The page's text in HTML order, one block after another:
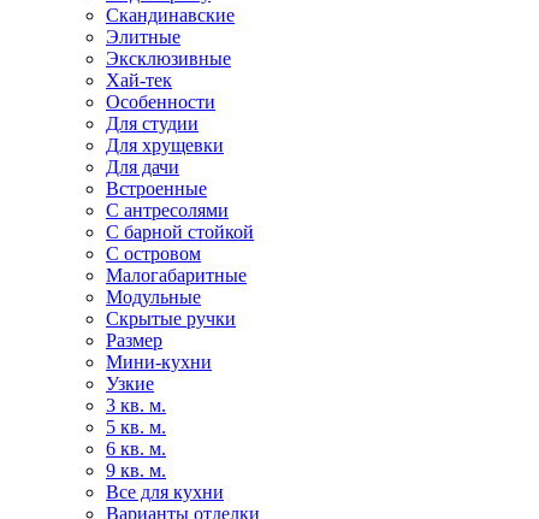
Скандинавские
Элитные
Эксклюзивные
Хай-тек
Особенности
Для студии
Для хрущевки
Для дачи
Встроенные
С антресолями
С барной стойкой
С островом
Малогабаритные
Модульные
Скрытые ручки
Размер
Мини-кухни
Узкие
3 кв. м.
5 кв. м.
6 кв. м.
9 кв. м.
Все для кухни
Варианты отделки